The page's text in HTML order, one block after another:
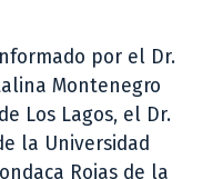
por el Dr.
Montenegro
Los Lagos, el Dr.
la Universidad
Rojas de la